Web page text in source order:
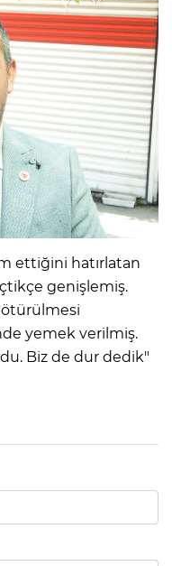
ettiğini hatırlatan
genişlemiş.
yemek verilmiş.
Biz de dur dedik"